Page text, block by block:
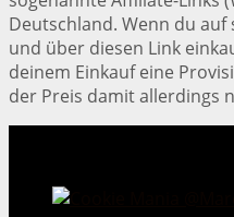
Deutschland. Wenn du
und über diesen Link
deinem Einkauf eine
der Preis damit allerdings